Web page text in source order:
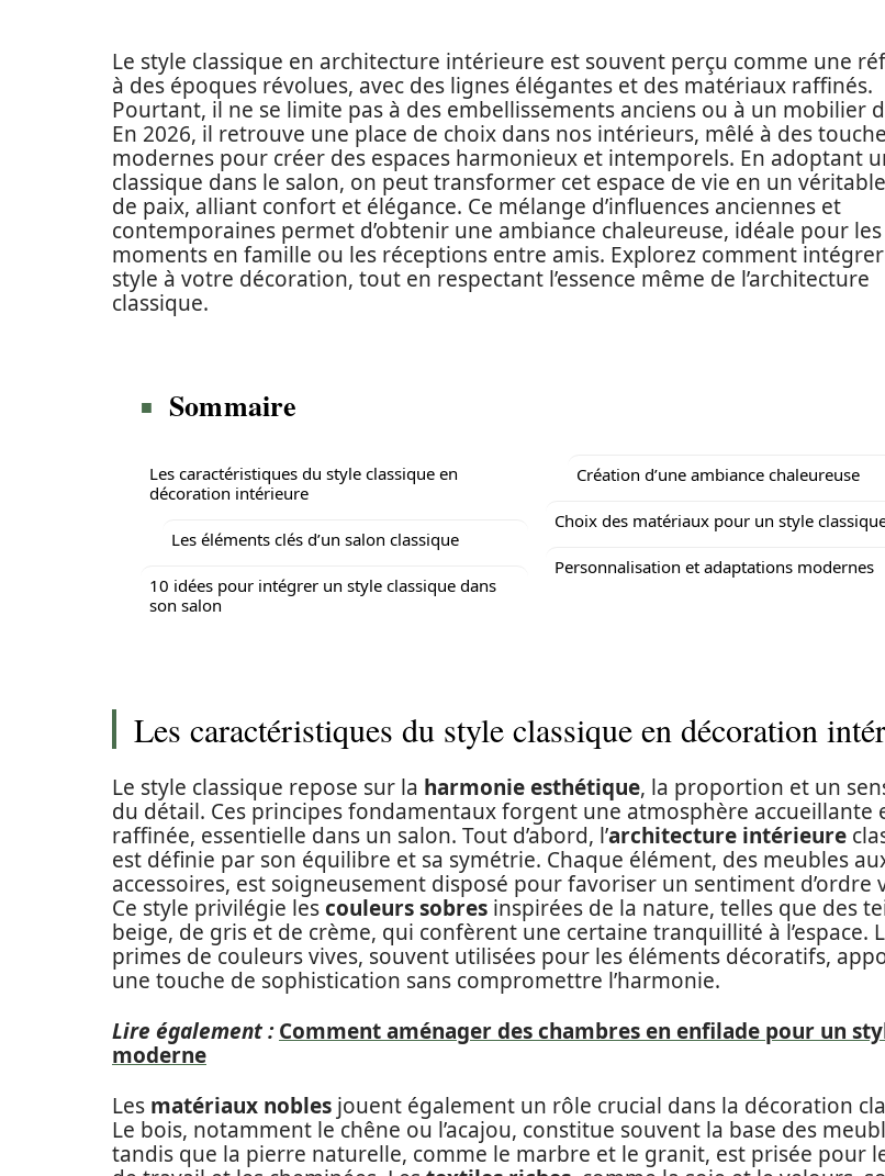
Le style classique en architecture intérieure est souvent perçu comme une
à des époques révolues, avec des lignes élégantes et des matériaux raffinés.
Pourtant, il ne se limite pas à des embellissements anciens ou à un mobilier
En 2026, il retrouve une place de choix dans nos intérieurs, mêlé à des
modernes pour créer des espaces harmonieux et intemporels. En adoptant
classique dans le salon, on peut transformer cet espace de vie en un
de paix, alliant confort et élégance. Ce mélange d’influences anciennes et
contemporaines permet d’obtenir une ambiance chaleureuse, idéale pour les
moments en famille ou les réceptions entre amis. Explorez comment
style à votre décoration, tout en respectant l’essence même de l’architecture
classique.
Sommaire
Les caractéristiques du style classique en
décoration intérieure
Les éléments clés d’un salon classique
10 idées pour intégrer un style classique dans
son salon
Création d’une ambiance chaleureuse
Choix des matériaux pour un style
Personnalisation et adaptations modernes
Les caractéristiques du style classique en décoration
Le style classique repose sur la harmonie esthétique, la proportion et un
du détail. Ces principes fondamentaux forgent une atmosphère accueillante
raffinée, essentielle dans un salon. Tout d’abord, l’architecture intérieure
est définie par son équilibre et sa symétrie. Chaque élément, des meubles
accessoires, est soigneusement disposé pour favoriser un sentiment d’ordre
Ce style privilégie lescouleurs sobres inspirées de la nature, telles que des
beige, de gris et de crème, qui confèrent une certaine tranquillité à l’espace.
primes de couleurs vives, souvent utilisées pour les éléments décoratifs,
une touche de sophistication sans compromettre l’harmonie.
Lire également : Comment aménager des chambres en enfilade pour un
moderne
Les matériaux nobles jouent également un rôle crucial dans la décoration
Le bois, notamment le chêne ou l’acajou, constitue souvent la base des
tandis que la pierre naturelle, comme le marbre et le granit, est prisée pour